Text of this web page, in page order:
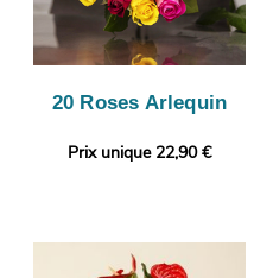
20 Roses Arlequin
Prix unique 22,90 €